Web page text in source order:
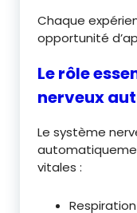
Chaque
opportunité
Le rôle
nerveux
Le système
vitales :
Respiration